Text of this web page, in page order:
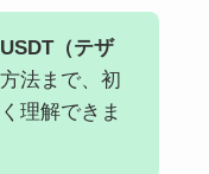
USDT（テザ
法まで、初
理解できま